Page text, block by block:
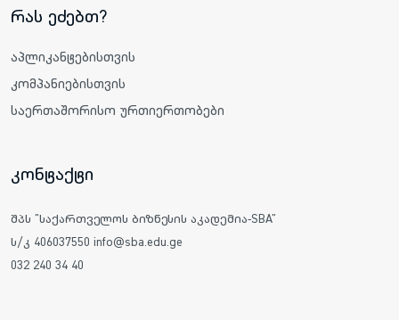
რას ეძებთ?
აპლიკანტებისთვის
კომპანიებისთვის
საერთაშორისო ურთიერთობები
კონტაქტი
შპს "საქართველოს ბიზნესის აკადემია-SBA"
ს/კ 406037550 info@sba.edu.ge
032 240 34 40